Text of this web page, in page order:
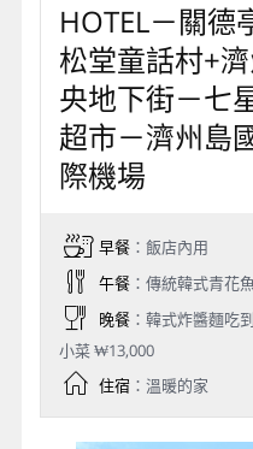
HOTEL－關德
松堂童話村+
央地下街－七
超市－濟州島
際機場
早餐：飯店內用
午餐：傳統韓式青花
晚餐：韓式炸醬麵吃
小菜 ₩13,000
住宿：溫暖的家